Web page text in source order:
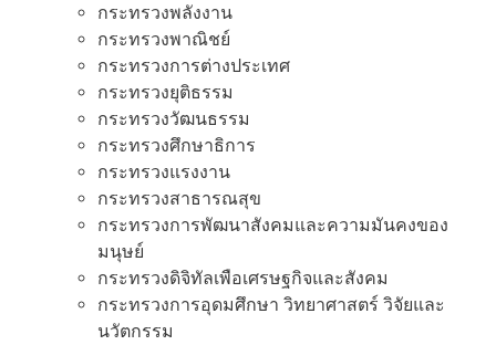
กระทรวงพลังงาน
กระทรวงพาณิชย์
กระทรวงการต่างประเทศ
กระทรวงยุติธรรม
กระทรวงวัฒนธรรม
กระทรวงศึกษาธิการ
กระทรวงแรงงาน
กระทรวงสาธารณสุข
กระทรวงการพัฒนาสังคมและความมันคงของ
มนุษย์
กระทรวงดิจิทัลเพือเศรษฐกิจและสังคม
กระทรวงการอุดมศึกษา วิทยาศาสตร์ วิจัยและ
นวัตกรรม